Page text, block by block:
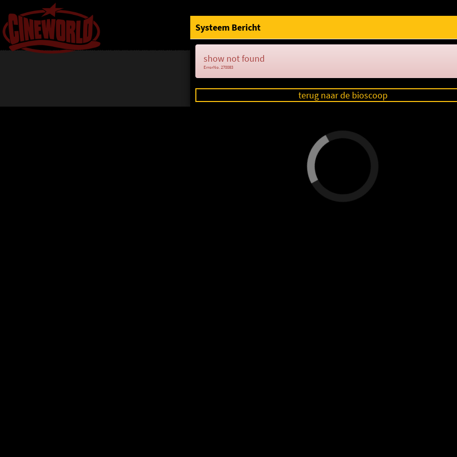
Systeem Bericht
show not found
ErrorNo. 270083
terug naar de bioscoop